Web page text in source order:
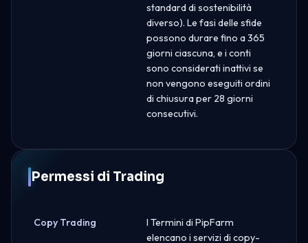
standard di sostenibilità
diverso). Le fasi delle sfide
possono durare fino a 365
giorni ciascuna, e i conti
sono considerati inattivi se
non vengono eseguiti ordini
di chiusura per 28 giorni
consecutivi.
Permessi di Trading
Copy Trading
I Termini di PipFarm
elencano i servizi di copy-